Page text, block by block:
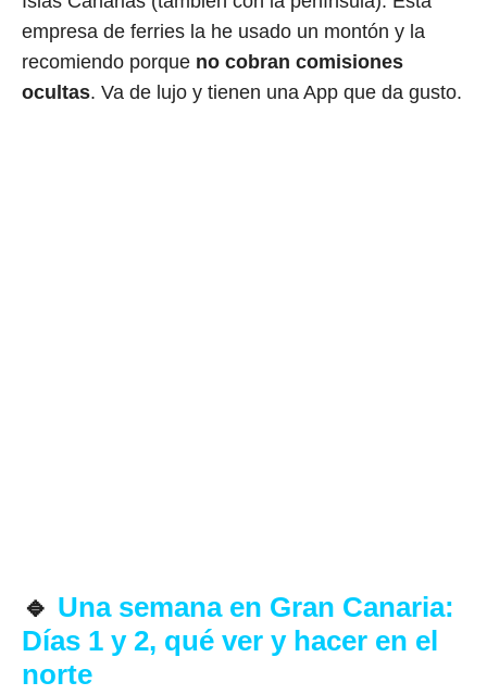
empresa de ferries la he usado un montón y la
recomiendo porque no cobran comisiones
ocultas. Va de lujo y tienen una App que da gusto.
🔹 Una semana en Gran Canaria:
Días 1 y 2, qué ver y hacer en el
norte